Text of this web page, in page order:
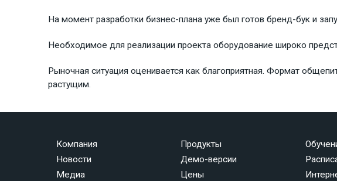
На момент разработки бизнес-плана уже был готов бренд-бук и
Необходимое для реализации проекта оборудование широко
Рыночная ситуация оценивается как благоприятная. Формат
растущим.
Компания
Новости
Медиа
Продукты
Демо-версии
Цены